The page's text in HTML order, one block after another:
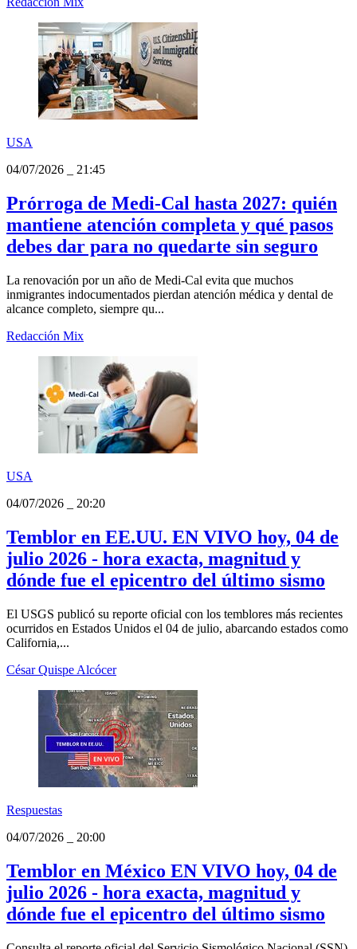
04/07/2026_22:56
¿Buscas la green card por ajuste de
estatus? Este documento financiero puede
hacer que USCIS apruebe o frene tu caso
Aunque muchos se concentran en llenar bien sus papeles
verdadero filtro: si n...
Redacción Mix
USA
04/07/2026_21:45
Prórroga de Medi‑Cal hasta 2027: quién
mantiene atención completa y qué pasos
debes dar para no quedarte sin seguro
La renovación por un año de Medi‑Cal evita que muchos
alcance completo, siempre qu...
Redacción Mix
USA
04/07/2026_20:20
Temblor en EE.UU. EN VIVO hoy, 04 de
julio 2026 - hora exacta, magnitud y
dónde fue el epicentro del último sismo
El USGS publicó su reporte oficial con los temblores más recientes
California,...
César Quispe Alcócer